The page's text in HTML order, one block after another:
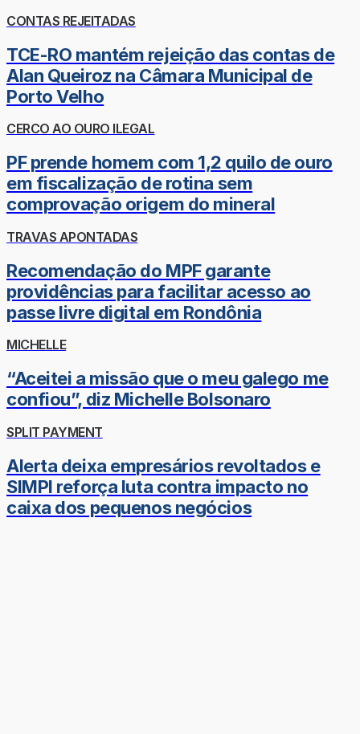
CONTAS REJEITADAS
TCE-RO mantém rejeição das contas de
Alan Queiroz na Câmara Municipal de
Porto Velho
CERCO AO OURO ILEGAL
PF prende homem com 1,2 quilo de ouro
em fiscalização de rotina sem
comprovação origem do mineral
TRAVAS APONTADAS
Recomendação do MPF garante
providências para facilitar acesso ao
passe livre digital em Rondônia
MICHELLE
“Aceitei a missão que o meu galego me
confiou”, diz Michelle Bolsonaro
SPLIT PAYMENT
Alerta deixa empresários revoltados e
SIMPI reforça luta contra impacto no
caixa dos pequenos negócios